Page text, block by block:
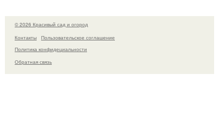
© 2026 Красивый сад и огород
Контакты
Пользовательское соглашение
Политика конфидециальности
Обратная связь